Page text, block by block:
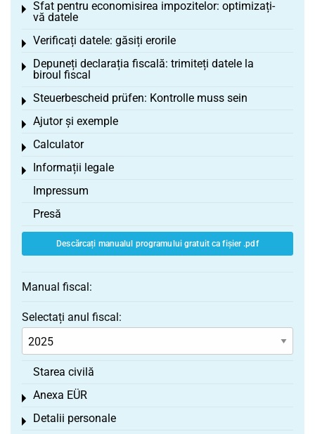
Sfat pentru economisirea impozitelor: optimizați-
vă datele
Toggle menu
Verificați datele: găsiți erorile
Toggle menu
Depuneți declarația fiscală: trimiteți datele la
biroul fiscal
Toggle menu
Steuerbescheid prüfen: Kontrolle muss sein
Toggle menu
Ajutor și exemple
Toggle menu
Calculator
Toggle menu
Informații legale
Toggle menu
Impressum
Presă
Descărcați manualul programului gratuit ca fișier .pdf
Manual fiscal:
Selectați anul fiscal:
Starea civilă
Anexa EÜR
Toggle menu
Detalii personale
Toggle menu